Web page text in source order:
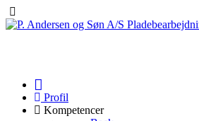
Profil
Kompetencer